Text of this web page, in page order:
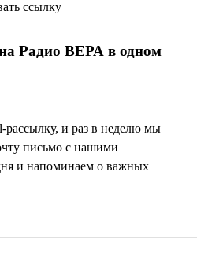
на Радио ВЕРА в одном
и раз в неделю мы
письмо с нашими
и напоминаем о важных